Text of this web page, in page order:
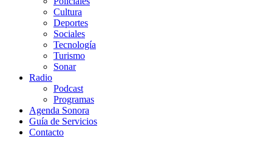
Cultura
Deportes
Sociales
Tecnología
Turismo
Sonar
Radio
Podcast
Programas
Agenda Sonora
Guía de Servicios
Contacto